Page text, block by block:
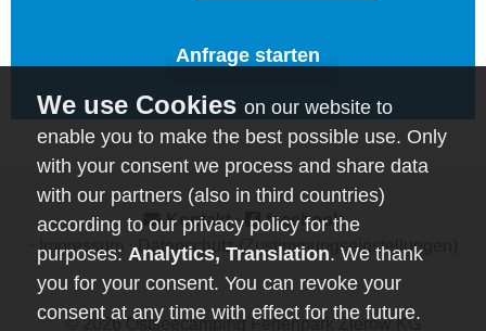
Anfrage starten
© 2026Ostseecamping Ferienpark Zierow KG
Kontakt ⋅
facebook
Impressum ⋅ Datenschutz (Zustimmungseinstellungen)
on our website to
enable you to make the best possible use. Only
with your consent we process and share data
with our partners (also in third countries)
according to our privacy policy for the
purposes: Analytics, Translation. We thank
you for your consent. You can revoke your
consent at any time with effect for the future.